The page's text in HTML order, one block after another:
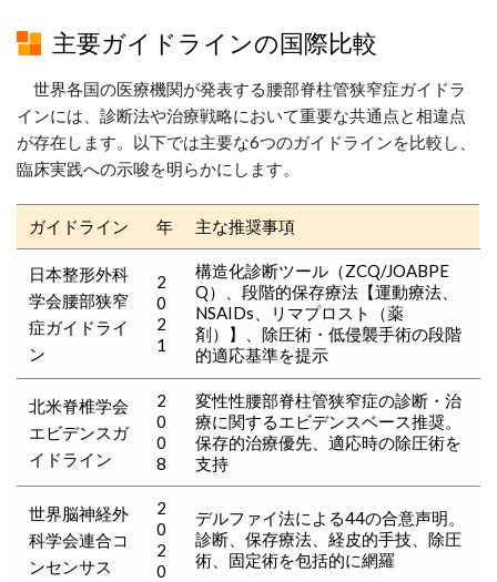
主要ガイドラインの国際比較
世界各国の医療機関が発表する腰部脊柱管狭窄症ガイドラ
インには、診断法や治療戦略において重要な共通点と相違点
が存在します。以下では主要な6つのガイドラインを比較し、
臨床実践への示唆を明らかにします。
ガイドライン 年 主な推奨事項
日本整形外科
学会腰部狭窄
症ガイドライ
ン
2
0
2
1
構造化診断ツール（ZCQ/JOABPE
Q）、段階的保存療法【運動療法、
NSAIDs、リマプロスト（薬
剤）】、除圧術・低侵襲手術の段階
的適応基準を提示
北米脊椎学会
エビデンスガ
イドライン
2
0
0
8
変性性腰部脊柱管狭窄症の診断・治
療に関するエビデンスベース推奨。
保存的治療優先、適応時の除圧術を
支持
世界脳神経外
科学会連合コ
ンセンサス
2
0
2
0
デルファイ法による44の合意声明。
診断、保存療法、経皮的手技、除圧
術、固定術を包括的に網羅